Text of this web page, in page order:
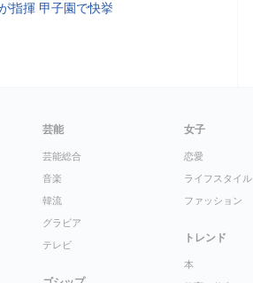
指揮 甲子園で快挙
芸能
芸能総合
音楽
韓流
グラビア
テレビ
女子
恋愛
ライフスタイル
ファッション
トレンド
本